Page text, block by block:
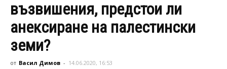
възвишения, предстои ли
анексиране на палестински
земи?
от Васил Димов - 14.06.2020, 16:53